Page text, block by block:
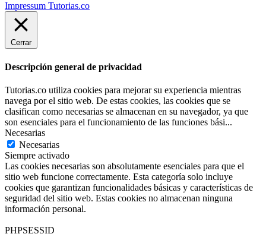
Impressum Tutorias.co
Cerrar
Descripción general de privacidad
Tutorias.co utiliza cookies para mejorar su experiencia mientras
navega por el sitio web. De estas cookies, las cookies que se
clasifican como necesarias se almacenan en su navegador, ya que
son esenciales para el funcionamiento de las funciones bási...
Necesarias
Necesarias
Siempre activado
Las cookies necesarias son absolutamente esenciales para que el
sitio web funcione correctamente. Esta categoría solo incluye
cookies que garantizan funcionalidades básicas y características de
seguridad del sitio web. Estas cookies no almacenan ninguna
información personal.
PHPSESSID